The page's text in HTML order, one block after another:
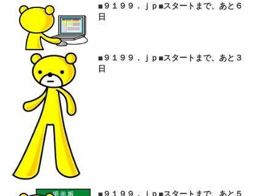
■９１９９．ｊｐ■スタートまで、あと６
日
■９１９９．ｊｐ■スタートまで、あと３
日
■９１９９．ｊｐ■スタートまで、あと５